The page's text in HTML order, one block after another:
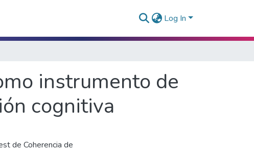
Log In
instrumento de
cognitiva
de Coherencia de